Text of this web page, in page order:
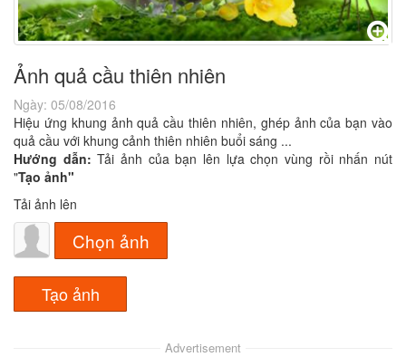
Ảnh quả cầu thiên nhiên
Ngày: 05/08/2016
Hiệu ứng khung ảnh quả cầu thiên nhiên, ghép ảnh của bạn vào
quả cầu với khung cảnh thiên nhiên buổi sáng ...
Hướng dẫn: Tải ảnh của bạn lên lựa chọn vùng rồi nhấn nút
"Tạo ảnh"
Tải ảnh lên
Chọn ảnh
Advertisement